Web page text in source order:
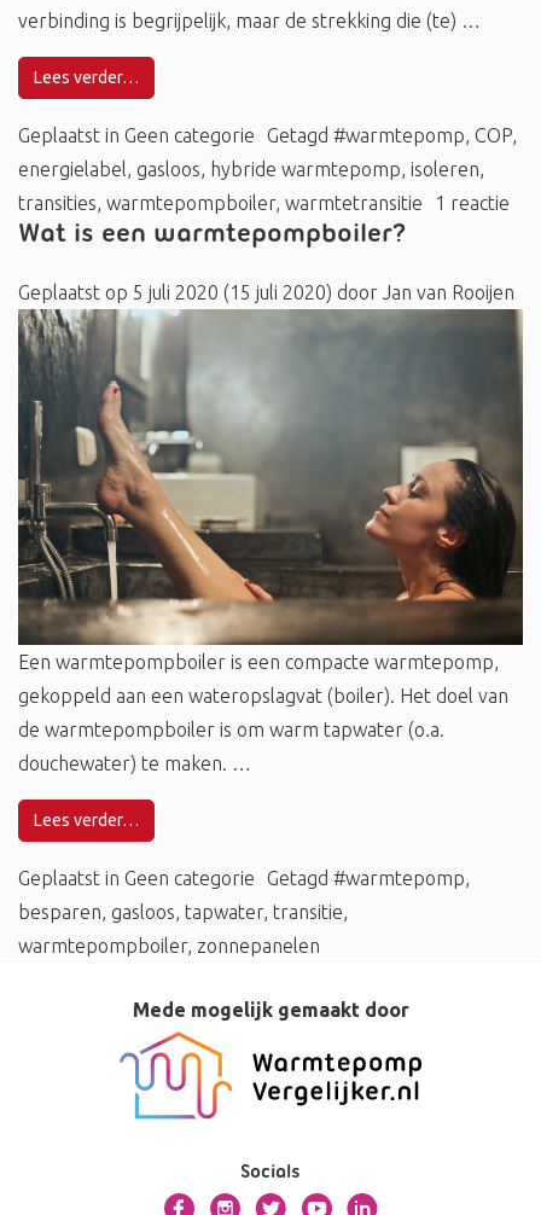
verbinding is begrijpelijk, maar de strekking die (te) …
Lees verder…
Geplaatst in Geen categorie Getagd #warmtepomp, COP,
energielabel, gasloos, hybride warmtepomp, isoleren,
transities, warmtepompboiler, warmtetransitie 1 reactie
Wat is een warmtepompboiler?
Geplaatst op 5 juli 2020 (15 juli 2020) door Jan van Rooijen
Een warmtepompboiler is een compacte warmtepomp,
gekoppeld aan een wateropslagvat (boiler). Het doel van
de warmtepompboiler is om warm tapwater (o.a.
douchewater) te maken. …
Lees verder…
Geplaatst in Geen categorie Getagd #warmtepomp,
besparen, gasloos, tapwater, transitie,
warmtepompboiler, zonnepanelen
Mede mogelijk gemaakt door
Socials